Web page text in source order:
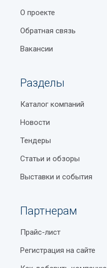
О проекте
Обратная связь
Вакансии
Разделы
Каталог компаний
Новости
Тендеры
Статьи и обзоры
Выставки и события
Партнерам
Прайс-лист
Регистрация на сайте